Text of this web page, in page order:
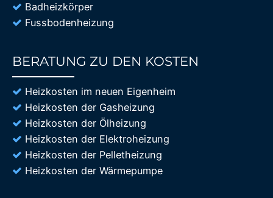
Badheizkörper
Fussbodenheizung
BERATUNG ZU DEN KOSTEN
Heizkosten im neuen Eigenheim
Heizkosten der Gasheizung
Heizkosten der Ölheizung
Heizkosten der Elektroheizung
Heizkosten der Pelletheizung
Heizkosten der Wärmepumpe